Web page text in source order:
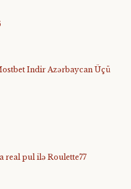
Indir Azərbaycan Üçü
real pul ilə Roulette77